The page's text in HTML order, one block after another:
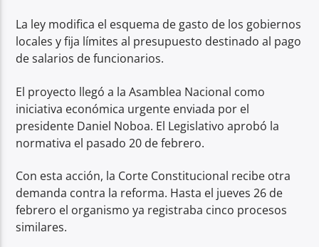
La ley modifica el esquema de gasto de los gobiernos
locales y fija límites al presupuesto destinado al pago
de salarios de funcionarios.
El proyecto llegó a la Asamblea Nacional como
iniciativa económica urgente enviada por el
presidente Daniel Noboa. El Legislativo aprobó la
normativa el pasado 20 de febrero.
Con esta acción, la Corte Constitucional recibe otra
demanda contra la reforma. Hasta el jueves 26 de
febrero el organismo ya registraba cinco procesos
similares.